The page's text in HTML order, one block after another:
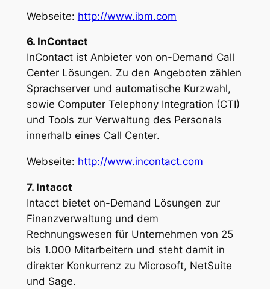
Webseite: http://www.ibm.com
6. InContact
InContact ist Anbieter von on-Demand Call
Center Lösungen. Zu den Angeboten zählen
Sprachserver und automatische Kurzwahl,
sowie Computer Telephony Integration (CTI)
und Tools zur Verwaltung des Personals
innerhalb eines Call Center.
Webseite: http://www.incontact.com
7. Intacct
Intacct bietet on-Demand Lösungen zur
Finanzverwaltung und dem
Rechnungswesen für Unternehmen von 25
bis 1.000 Mitarbeitern und steht damit in
direkter Konkurrenz zu Microsoft, NetSuite
und Sage.